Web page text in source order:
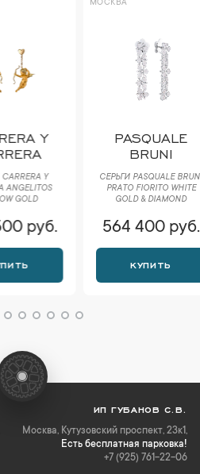
PASQUALE
СЕРЬГИ PASQUALE BRUNI
РRАTО FIORITO WHITE
GOLD & DIAMOND
564 400 руб. 564
ИП ГУБАНОВ С.В.
Москва, Кутузовский проспект, 23к1,
Есть бесплатная парковка!
+7 (925) 761-22-06